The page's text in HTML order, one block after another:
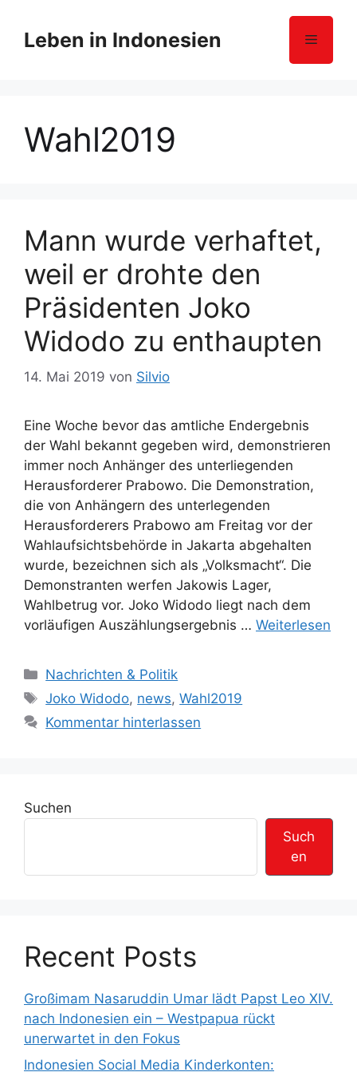
Leben in Indonesien Menü
Wahl2019
Mann wurde verhaftet,
weil er drohte den
Präsidenten Joko
Widodo zu enthaupten
14. Mai 2019 von Silvio
Eine Woche bevor das amtliche Endergebnis
der Wahl bekannt gegeben wird, demonstrieren
immer noch Anhänger des unterliegenden
Herausforderer Prabowo. Die Demonstration,
die von Anhängern des unterlegenden
Herausforderers Prabowo am Freitag vor der
Wahlaufsichtsbehörde in Jakarta abgehalten
wurde, bezeichnen sich als „Volksmacht“. Die
Demonstranten werfen Jakowis Lager,
Wahlbetrug vor. Joko Widodo liegt nach dem
vorläufigen Auszählungsergebnis … Weiterlesen
K
a
e
i
Nachrichten & Politik
S
c
w
t
Joko Widodo, news,Wahl2019
Kommentar hinterlassen
Suchen
Such
en
Recent Posts
Großimam Nasaruddin Umar lädt Papst Leo XIV.
nach Indonesien ein – Westpapua rückt
unerwartet in den Fokus
Indonesien Social Media Kinderkonten: